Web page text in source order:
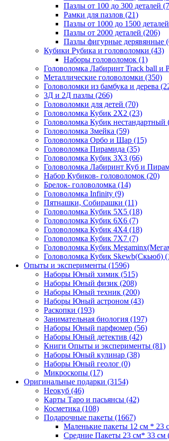
Пазлы от 100 до 300 деталей
Рамки для пазлов (21)
Пазлы от 1000 до 1500 деталей
Пазлы от 2000 деталей (206)
Пазлы фигурные дерявянные
Кубики Рубика и головоломки (43)
Наборы головоломок (1)
Головоломка Лабиринт Track ball и
Металлические головоломки (350)
Головоломки из бамбука и дерева
3Д и 2Д пазлы (266)
Головоломки для детей (70)
Головоломка Кубик 2Х2 (23)
Головоломка Кубик нестандартный
Головоломка Змейка (59)
Головоломка Орбо и Шар (15)
Головоломка Пирамида (35)
Головоломка Кубик 3Х3 (66)
Головоломка Лабиринт Куб и
Набор Кубиков- головоломок (20)
Брелок- головоломка (14)
Головоломка Infinity (9)
Пятнашки, Собирашки (11)
Головоломка Кубик 5Х5 (18)
Головоломка Кубик 6Х6 (7)
Головоломка Кубик 4Х4 (18)
Головоломка Кубик 7Х7 (7)
Головоломка Кубик
Головоломка Кубик Skewb(Скьюб)
Опыты и эксперименты (1596)
Наборы Юный химик (515)
Наборы Юный физик (208)
Наборы Юный техник (200)
Наборы Юный астроном (43)
Раскопки (193)
Занимательная биология (197)
Наборы Юный парфюмер (56)
Наборы Юный детектив (42)
Книги Опыты и эксперименты (81)
Наборы Юный кулинар (38)
Наборы Юный геолог (0)
Микроскопы (17)
Оригинальные подарки (3154)
Неокуб (46)
Карты Таро и пасьянсы (42)
Косметика (108)
Подарочные пакеты (1667)
Маленькие пакеты 12 см * 23
Средние Пакеты 23 см* 33 см